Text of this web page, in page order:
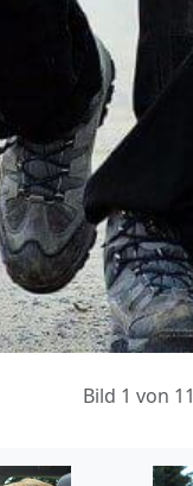
Bild 1 von 11